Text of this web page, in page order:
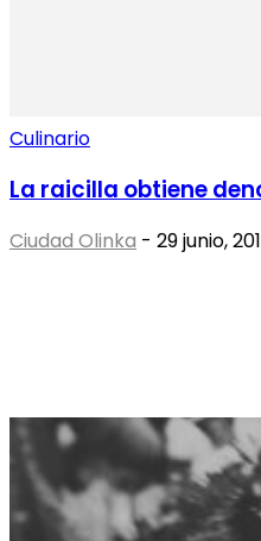
Culinario
La raicilla obtiene
Ciudad Olinka - 29 junio,